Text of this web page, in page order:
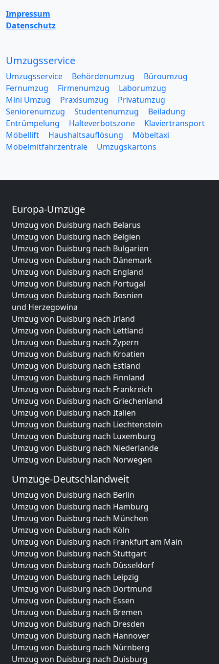
Impressum
Datenschutz
Umzugsservice
Umzugsservice Behördenumzug
Büroumzug
Fernumzug
Firmenumzug
Laborumzug
Mini Umzug
Praxisumzug
Privatumzug
Seniorenumzug
Studentenumzug
Beiladung
Entrümpelung
Halteverbotszone
Klaviertransport
Möbellift
Haushaltsauflösung
Möbeltaxi
Möbelmitfahrzentrale
Umzugskartons
Europa-Umzüge
Umzug von Duisburg nach Belarus
Umzug von Duisburg nach Belgien
Umzug von Duisburg nach Bulgarien
Umzug von Duisburg nach Dänemark
Umzug von Duisburg nach England
Umzug von Duisburg nach Portugal
Umzug von Duisburg nach Bosnien
und Herzegowina
Umzug von Duisburg nach Irland
Umzug von Duisburg nach Lettland
Umzug von Duisburg nach Zypern
Umzug von Duisburg nach Kroatien
Umzug von Duisburg nach Estland
Umzug von Duisburg nach Finnland
Umzug von Duisburg nach Frankreich
Umzug von Duisburg nach Griechenland
Umzug von Duisburg nach Italien
Umzug von Duisburg nach Liechtenstein
Umzug von Duisburg nach Luxemburg
Umzug von Duisburg nach Niederlande
Umzug von Duisburg nach Norwegen
Umzüge-Deutschlandweit
Umzug von Duisburg nach Berlin
Umzug von Duisburg nach Hamburg
Umzug von Duisburg nach München
Umzug von Duisburg nach Köln
Umzug von Duisburg nach Frankfurt am Main
Umzug von Duisburg nach Stuttgart
Umzug von Duisburg nach Düsseldorf
Umzug von Duisburg nach Leipzig
Umzug von Duisburg nach Dortmund
Umzug von Duisburg nach Essen
Umzug von Duisburg nach Bremen
Umzug von Duisburg nach Dresden
Umzug von Duisburg nach Hannover
Umzug von Duisburg nach Nürnberg
Umzug von Duisburg nach Duisburg